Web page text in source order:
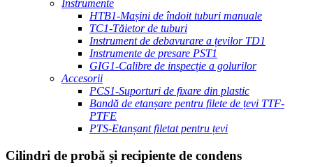
Instrumente
HTB1-Mașini de îndoit tuburi manuale
TC1-Tăietor de tuburi
Instrument de debavurare a țevilor TD1
Instrumente de presare PST1
GIG1-Calibre de inspecție a golurilor
Accesorii
PCS1-Suporturi de fixare din plastic
Bandă de etanșare pentru filete de țevi TTF-
PTFE
PTS-Etanșant filetat pentru țevi
Cilindri de probă și recipiente de condens